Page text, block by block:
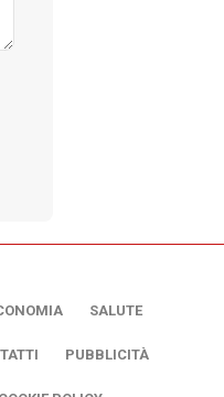
SALUTE
PUBBLICITÀ